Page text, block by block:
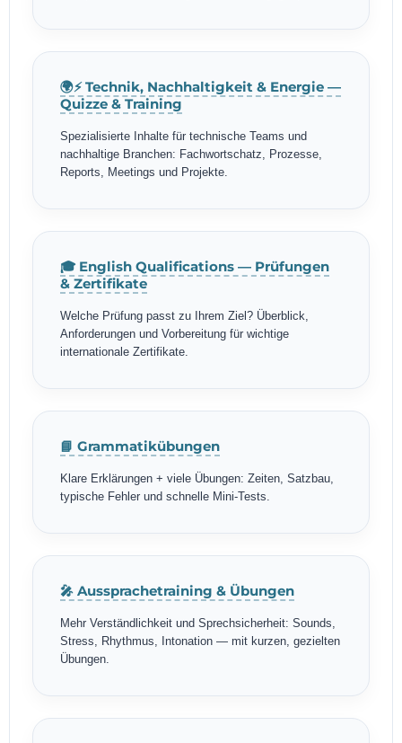
🌍⚡ Technik, Nachhaltigkeit & Energie —
Quizze & Training
Spezialisierte Inhalte für technische Teams und
nachhaltige Branchen: Fachwortschatz, Prozesse,
Reports, Meetings und Projekte.
🎓 English Qualifications — Prüfungen
& Zertifikate
Welche Prüfung passt zu Ihrem Ziel? Überblick,
Anforderungen und Vorbereitung für wichtige
internationale Zertifikate.
📘 Grammatikübungen
Klare Erklärungen + viele Übungen: Zeiten, Satzbau,
typische Fehler und schnelle Mini-Tests.
🎤 Aussprachetraining & Übungen
Mehr Verständlichkeit und Sprechsicherheit: Sounds,
Stress, Rhythmus, Intonation — mit kurzen, gezielten
Übungen.